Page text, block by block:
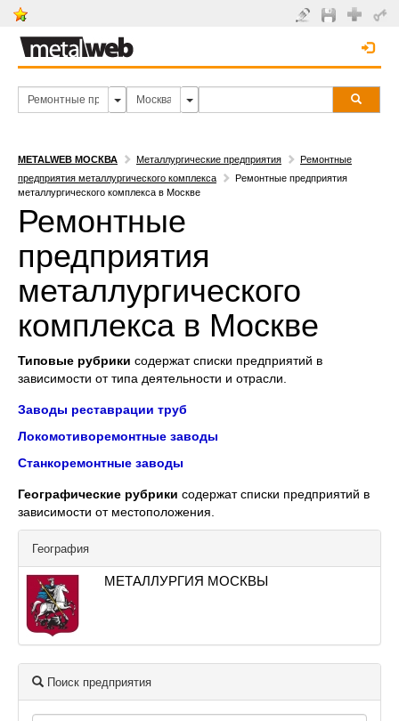
METALWEB МОСКВА Металлургические предприятия
Ремонтные
предприятия металлургического комплекса
Ремонтные предприятия
металлургического комплекса в Москве
Ремонтные
предприятия
металлургического
комплекса в Москве
Типовые рубрики содержат списки предприятий в
зависимости от типа деятельности и отрасли.
Заводы реставрации труб
Локомотиворемонтные заводы
Станкоремонтные заводы
Географические рубрики содержат списки предприятий в
зависимости от местоположения.
География
МЕТАЛЛУРГИЯ МОСКВЫ
Поиск предприятия